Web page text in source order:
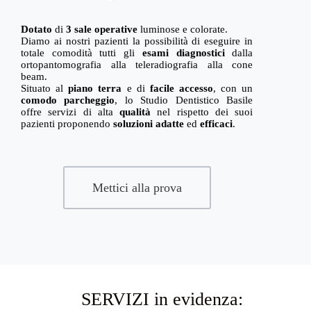
Dotato di 3 sale operative luminose e colorate.
Diamo ai nostri pazienti la possibilità di eseguire in
totale comodità tutti gli esami diagnosticidalla
ortopantomografia alla teleradiografia alla cone
beam.
Situato alpiano terra e di facile accesso, con un
comodo parcheggio, lo Studio Dentistico Basile
offre servizi di altaqualità nel rispetto dei suoi
pazienti proponendo soluzioni adatte ed efficaci.
Mettici alla prova
SERVIZI in evidenza: